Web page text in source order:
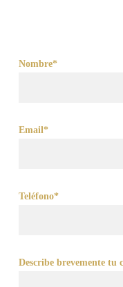
Nombre*
Email*
Teléfono*
Describe brevemente tu